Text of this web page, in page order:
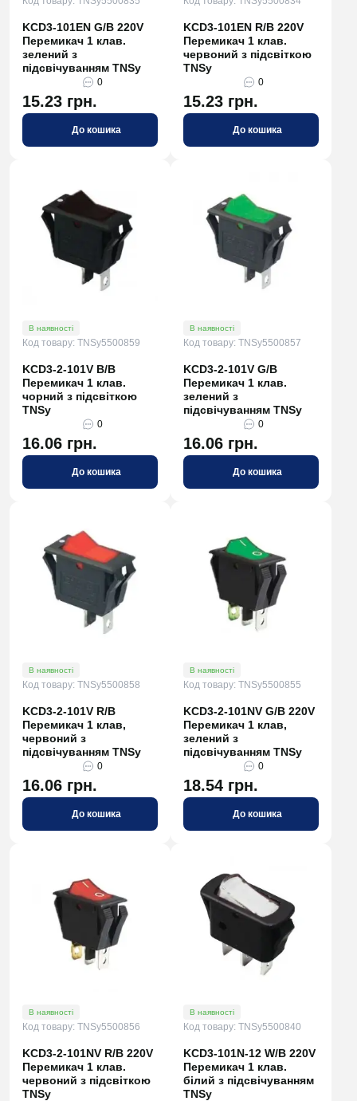
KCD3-101EN G/B 220V
Перемикач 1 клав.
зелений з
підсвічуванням TNSy
0
15.23 грн.
До кошика
KCD3-101EN R/B 220V
Перемикач 1 клав.
червоний з підсвіткою
TNSy
0
15.23 грн.
До кошика
В наявності
Код товару: TNSy5500859
KCD3-2-101V B/B
Перемикач 1 клав.
чорний з підсвіткою
TNSy
0
16.06 грн.
До кошика
В наявності
Код товару: TNSy5500857
KCD3-2-101V G/B
Перемикач 1 клав.
зелений з
підсвічуванням TNSy
0
16.06 грн.
До кошика
В наявності
Код товару: TNSy5500858
KCD3-2-101V R/B
Перемикач 1 клав,
червоний з
підсвічуванням TNSy
0
16.06 грн.
До кошика
В наявності
Код товару: TNSy5500855
KCD3-2-101NV G/B 220V
Перемикач 1 клав,
зелений з
підсвічуванням TNSy
0
18.54 грн.
До кошика
В наявності
Код товару: TNSy5500856
KCD3-2-101NV R/B 220V
Перемикач 1 клав.
червоний з підсвіткою
TNSy
В наявності
Код товару: TNSy5500840
KCD3-101N-12 W/B 220V
Перемикач 1 клав.
білий з підсвічуванням
TNSy